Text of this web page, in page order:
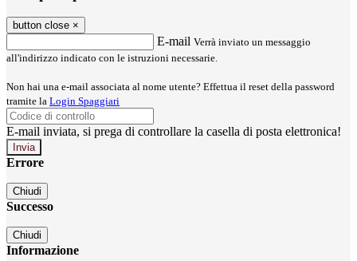
button close ×
E-mail Verrà inviato un messaggio
all'indirizzo indicato con le istruzioni necessarie.
Non hai una e-mail associata al nome utente? Effettua il reset della password
tramite la Login Spaggiari
E-mail inviata, si prega di controllare la casella di posta elettronica!
Errore
Chiudi
Successo
Chiudi
Informazione